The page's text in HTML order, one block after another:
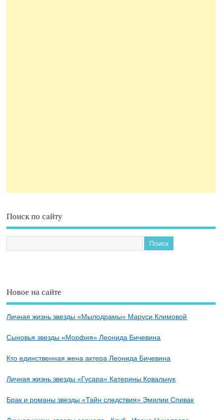
Поиск по сайту
Новое на сайте
Личная жизнь звезды «Мылодрамы» Маруси Климовой
Сыновья звезды «Морфия» Леонида Бичевина
Кто единственная жена актера Леонида Бичевина
Личная жизнь звезды «Гусара» Катерины Ковальчук
Брак и романы звезды «Тайн следствия» Эмилии Спивак